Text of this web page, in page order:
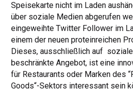
Speisekarte nicht im Laden
über soziale Medien abgerufen
eingeweihte Twitter Follower im
einem der neuen proteinreichen
Dieses, ausschließlich auf
beschränkte Angebot, ist eine
für Restaurants oder Marken des
Goods“-Sektors interessant sein